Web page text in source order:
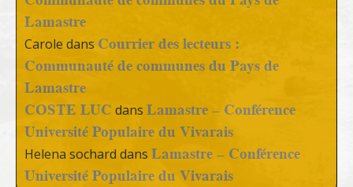
Lamastre
Carole dans Courrier des lecteurs :
Communauté de communes du Pays de
Lamastre
COSTE LUC dans Lamastre – Conférence
Université Populaire du Vivarais
Helena sochard dans Lamastre – Conférence
Université Populaire du Vivarais